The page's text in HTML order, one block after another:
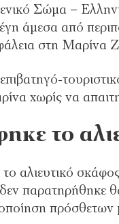
Σώμα –
άμεσα από
στη Μαρίνα
χωρίς να
το
αλιευτικό
δεν παρατηρήθηκε
πρόσθετων